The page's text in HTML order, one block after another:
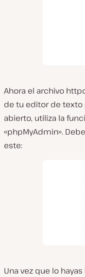
Ahora el archivo
de tu editor de texto
abierto, utiliza la
«phpMyAdmin».
este:
Una vez que lo